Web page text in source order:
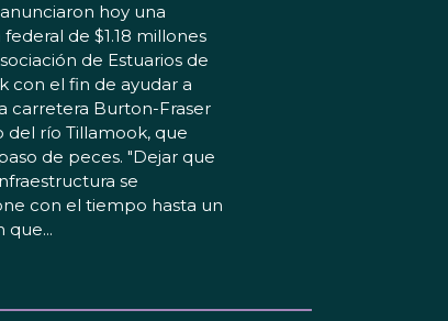
hoy una
federal de $1.18 millones
de Estuarios de
con el fin de ayudar a
carretera Burton-Fraser
del río Tillamook, que
de peces. "Dejar que
se
con el tiempo hasta un
que...